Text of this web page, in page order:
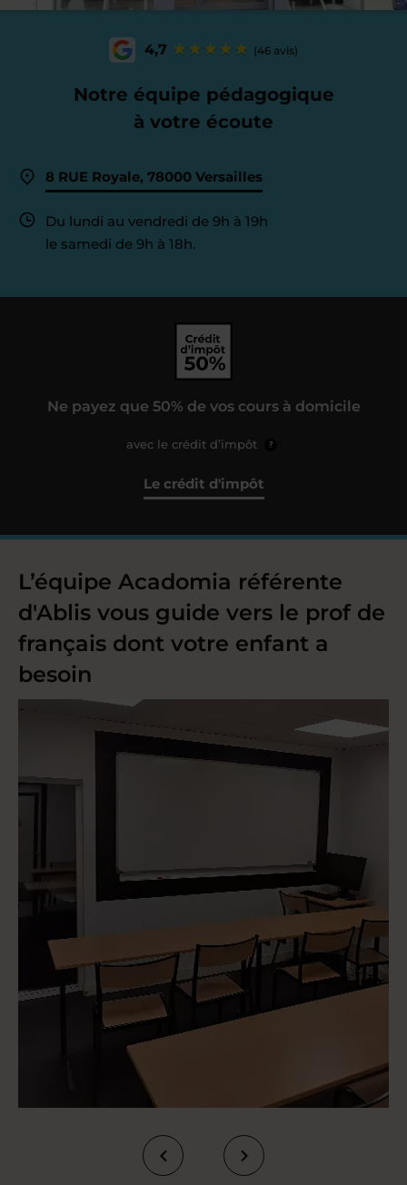
4,7 (46 avis)
Notre équipe pédagogique
à votre écoute
8 RUE Royale, 78000 Versailles
Du lundi au vendredi de 9h à 19h
le samedi de 9h à 18h.
Ne payez que 50% de vos cours à domicile
avec le crédit d’impôt ?
Le crédit d'impôt
L’équipe Acadomia référente
d'Ablis vous guide vers le prof de
français dont votre enfant a
besoin